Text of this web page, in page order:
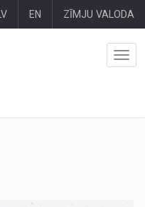
LV EN ZĪMJU VALODA